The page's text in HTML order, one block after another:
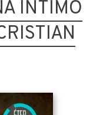
ÍNTIMO